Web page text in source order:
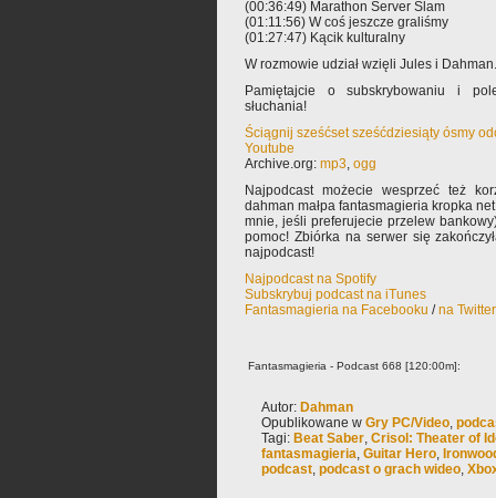
(00:36:49) Marathon Server Slam
(01:11:56) W coś jeszcze graliśmy
(01:27:47) Kącik kulturalny
W rozmowie udział wzięli Jules i Dahman.
Pamiętajcie o subskrybowaniu i
słuchania!
Ściągnij sześćset sześćdziesiąty ósmy
Youtube
Archive.org: mp3, ogg
Najpodcast możecie wesprzeć też
dahman małpa fantasmagieria kropka
mnie, jeśli preferujecie przelew
pomoc! Zbiórka na serwer się
najpodcast!
Najpodcast na Spotify
Subskrybuj podcast na iTunes
Fantasmagieria na Facebooku /na
Fantasmagieria - Podcast 668 [120:00m]:
Autor: Dahman
Opublikowane w Gry PC/Video,
Tagi: Beat Saber, Crisol: Theater of
fantasmagieria, Guitar Hero,
podcast, podcast o grach wideo,